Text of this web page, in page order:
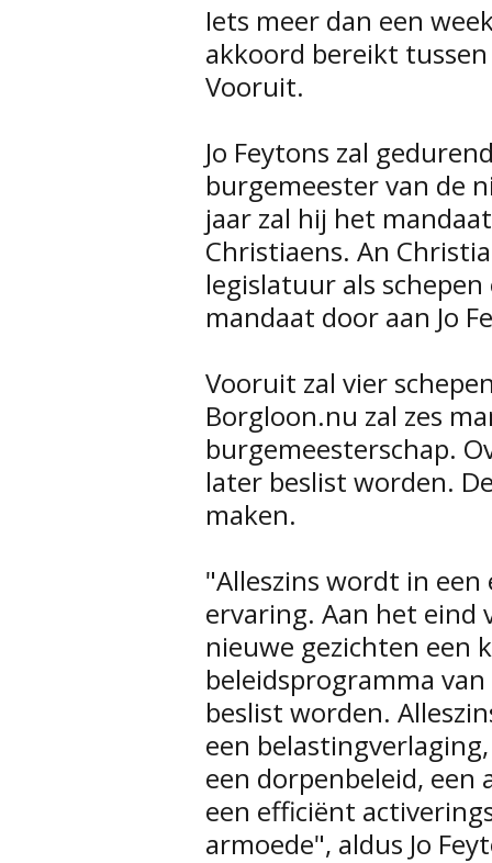
Iets meer dan een
akkoord bereikt
Vooruit.
Jo Feytons zal
burgemeester van de
jaar zal hij het
Christiaens. An
legislatuur als
mandaat door aan Jo
Vooruit zal vier
Borgloon.nu zal zes
burgemeesterschap.
later beslist worden.
maken.
"Alleszins wordt in
ervaring. Aan het eind
nieuwe gezichten een
beleidsprogramma
beslist worden.
een
een dorpenbeleid, een
een efficiënt
armoede", aldus Jo